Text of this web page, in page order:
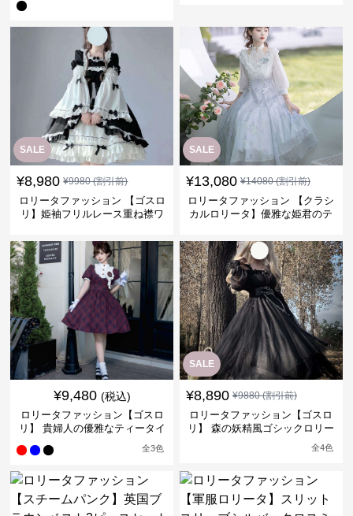
SALE
¥8,980 ¥9980(割引前)
ロリータファッション 【ゴスロ
リ】姫袖フリルレース重ね襟ワ
SALE
¥13,080 ¥14080(割引前)
ロリータファッション 【クラシ
カルロリータ】優雅な姫君のテ
¥9,480 (税込)
ロリータファッション【ゴスロ
リ】 貴婦人の優雅なティータイ
全3色
SALE
¥8,890 ¥9880(割引前)
ロリータファッション【ゴスロ
リ】 森の妖精風ゴシックロリー
全4色